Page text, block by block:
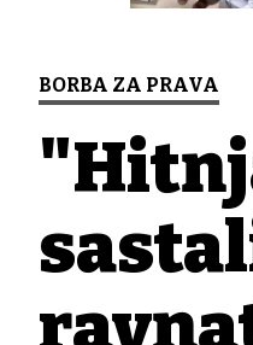
BORBA ZA PRAVA